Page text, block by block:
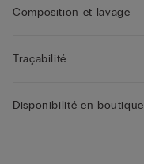
Composition et lavage
Traçabilité
Disponibilité en boutique